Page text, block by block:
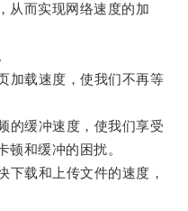
从而实现网络速度的加
载速度，使我们不再等
缓冲速度，使我们享受
顿和缓冲的困扰。
载和上传文件的速度，